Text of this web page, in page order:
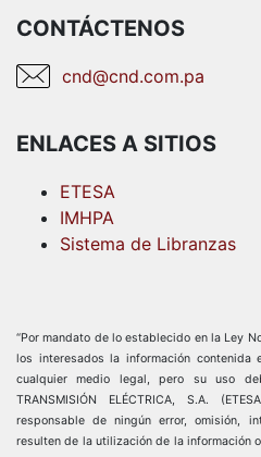
CONTÁCTENOS
cnd@cnd.com.pa
ENLACES A SITIOS
ETESA
IMHPA
Sistema de Libranzas
“Por mandato de lo establecido en la Ley
los interesados la información
cualquier medio legal, pero su uso
TRANSMISIÓN ELÉCTRICA, S.A.
responsable de ningún error, omisión,
resulten de la utilización de la información